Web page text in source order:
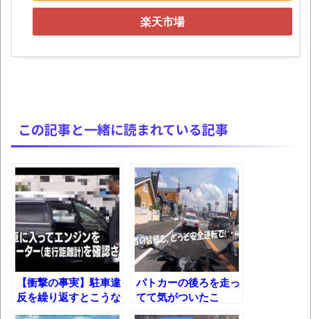
8月26日にリメイク完結編「FF7リベレーシ
ョン」の新映像が公開！欧州gamescom 2026
にて
「アメリカのヤンキーがアジア人にケンカ
を売った結果ｗｗｗ」 ほか
【読書感想】山野辺太郎『いつか深い穴に
落ちるまで』
映画ちいかわ観に行ったので感想を書きま
す(若干ネタバレあり) 26/07/25
マケイン9巻＆アニメ公式ガイド感想
独学で挑んだ2026年二級建築士学科試験結
果速報（仮）
楽天市場
この記事と一緒に読まれている記事
【衝撃の事実】駐車違
反を繰り返すとこうな
る！
パトカーの後ろを走っ
てて気がついたこ
と……